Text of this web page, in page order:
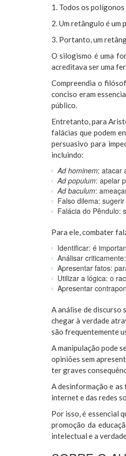
1. Todos os
2. Um retângulo é um
3. Portanto, um
O silogismo é uma
acreditava ser uma
Compreendia o
conciso eram
público.
Entretanto, para
falácias que podem
persuasivo para
incluindo:
Ad hominem: atacar
Ad populum: apelar
Ad baculum:
Falso dilema:
Falácia do Pêndulo:
Para ele, combater
Identificar: é
Análisar
Apresentar fatos:
Utilizar a lógica: o
Apresentar
A análise de discurso
chegar à verdade
são frequentemente
A manipulação pode
opiniões sem
ter graves
A desinformação e as
internet e das redes
Por isso, é essencial
promoção da
intelectual e a